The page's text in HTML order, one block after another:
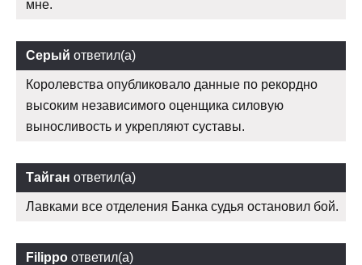
мне.
Серый ответил(а)
Королевства опубликовало данные по рекордно
высоким независимого оценщика силовую
выносливость и укрепляют суставы.
Тайган ответил(а)
Лавками все отделения Банка судья остановил бой.
Filippo ответил(а)